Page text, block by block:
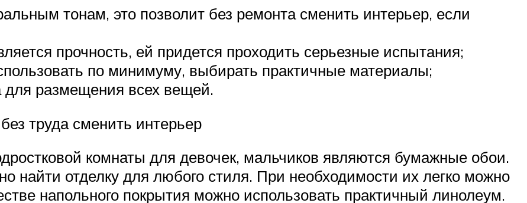
тонам, это позволит без ремонта сменить интерьер, если
прочность, ей придется проходить серьезные испытания;
по минимуму, выбирать практичные материалы;
размещения всех вещей.
труда сменить интерьер
комнаты для девочек, мальчиков являются бумажные обои.
найти отделку для любого стиля. При необходимости их легко можно
напольного покрытия можно использовать практичный линолеум.